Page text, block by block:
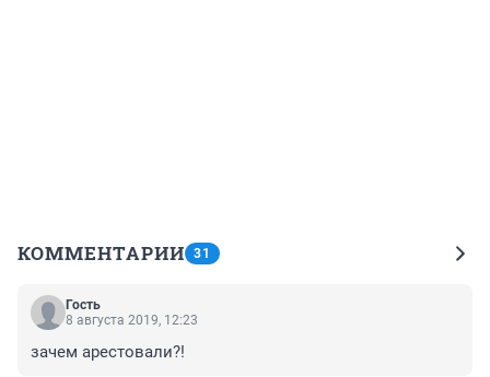
КОММЕНТАРИИ 31
Гость
8 августа 2019, 12:23
зачем арестовали?!